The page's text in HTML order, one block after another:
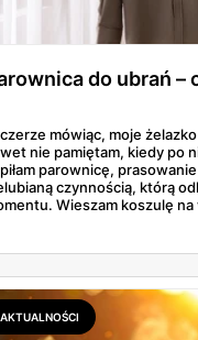
do ubrań –
mówiąc, moje
nie pamiętam, kiedy po
parownicę,
czynnością, którą
Wieszam koszulę
a nie każda robi
AKTUALNOŚCI